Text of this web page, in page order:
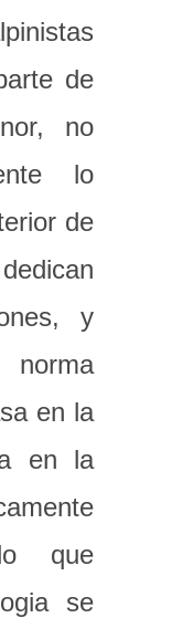
de
no
lo
de
y
en la
en la
que
se